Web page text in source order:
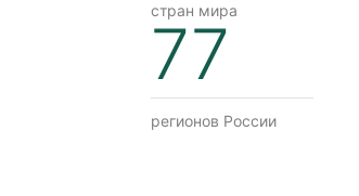
стран мира
77
регионов России